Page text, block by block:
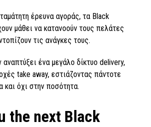
έρευνα αγοράς, τα Black
μάθει να κατανοούν τους πελάτες
τις ανάγκες τους.
αναπτύξει ένα μεγάλο δίκτυο delivery,
take away, εστιάζοντας πάντοτε
και όχι στην ποσότητα.
the next Black